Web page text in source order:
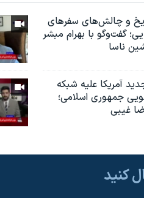
و چالش‌های سفرهای
گفت‌وگو با بهرام مبشر
ناسا
آمریکا علیه شبکه
جمهوری اسلامی؛
غیبی
کنید